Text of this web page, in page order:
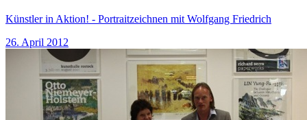
Künstler in Aktion! - Portraitzeichnen mit Wolfgang Friedrich
26. April 2012